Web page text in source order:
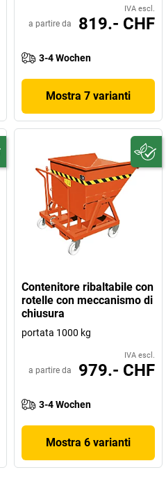
IVA escl.
a partire da 819.- CHF
3-4 Wochen
Mostra 7 varianti
Contenitore ribaltabile con
rotelle con meccanismo di
chiusura
portata 1000 kg
IVA escl.
a partire da 979.- CHF
3-4 Wochen
Mostra 6 varianti